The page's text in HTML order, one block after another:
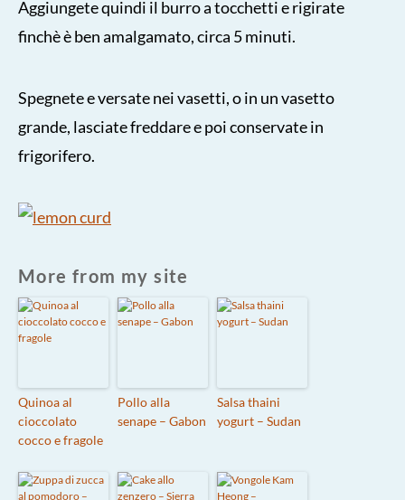
Aggiungete quindi il burro a tocchetti e rigirate
finchè è ben amalgamato, circa 5 minuti.
Spegnete e versate nei vasetti, o in un vasetto
grande, lasciate freddare e poi conservate in
frigorifero.
More from my site
Quinoa al
cioccolato
cocco e fragole
Pollo alla
senape – Gabon
Salsa thaini
yogurt – Sudan